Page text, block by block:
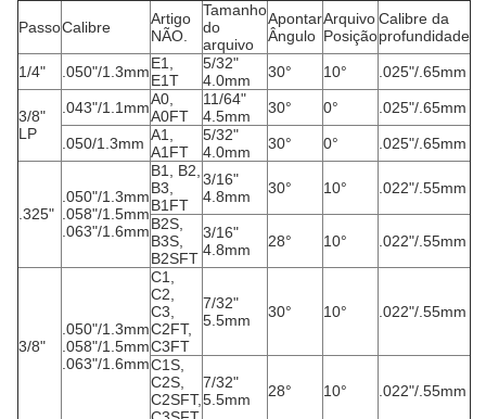
PassoCalibre
Artigo
NÃO.
Tamanho
do
arquivo
Apontar
Ângulo
Arquivo
Posição
Calibre da
profundidade
1/4" .050"/1.3mmE1,
E1T
5/32"
4.0mm
30° 10° .025"/.65mm
3/8"
LP
.043"/1.1mmA0,
A0FT
11/64"
4.5mm
30° 0° .025"/.65mm
.050/1.3mm A1,
A1FT
5/32"
4.0mm
30° 0° .025"/.65mm
.325"
.050"/1.3mm
.058"/1.5mm
.063"/1.6mm
B1, B2,
B3,
B1FT
3/16"
4.8mm
30° 10° .022"/.55mm
B2S,
B3S,
B2SFT
3/16"
4.8mm
28° 10° .022"/.55mm
3/8"
.050"/1.3mm
.058"/1.5mm
.063"/1.6mm
C1,
C2,
C3,
C2FT,
C3FT
7/32"
5.5mm
30° 10° .022"/.55mm
C1S,
C2S,
C2SFT,
7/32"
5.5mm
28° 10° .022"/.55mm